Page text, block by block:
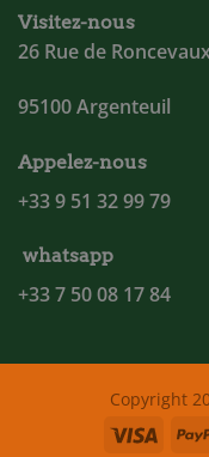
Visitez-nous
26 Rue de
95100 Argenteuil
Appelez-nous
+33 9 51 32 99 79
whatsapp
+33 7 50 08 17 84
Copyright
Visa